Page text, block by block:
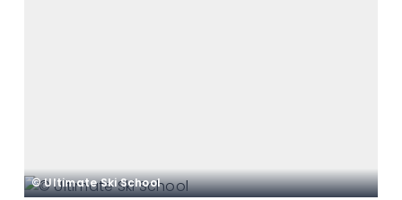
© Ultimate Ski School